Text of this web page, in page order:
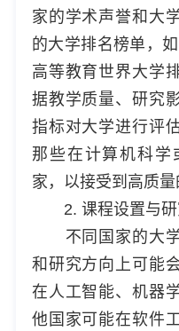
家的学术声誉和大
的大学排名榜单，
高等教育世界大学
据教学质量、研究
指标对大学进行评
那些在计算机科学
家，以接受到高质量
2. 课程设置与研
不同国家的大学
和研究方向上可能
在人工智能、机器
他国家可能在软件